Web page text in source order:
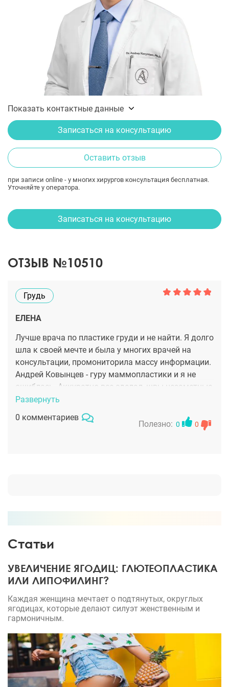
Показать контактные данные
Записаться на консультацию
Оставить отзыв
при записи online - у многих хирургов консультация бесплатная.
Уточняйте у оператора.
Записаться на консультацию
ОТЗЫВ №10510
Грудь
ЕЛЕНА
Лучше врача по пластике груди и не найти. Я долго
шла к своей мечте и была у многих врачей на
консультации, промониторила массу информации.
Андрей Ковынцев - гуру маммопластики и я не
ошиблась. Аккуратно все сделал, швы незаметные,
форма, размер - все, как я и хотела.
Развернуть
0 комментариев
Полезно: 0 0
Статьи
УВЕЛИЧЕНИЕ ЯГОДИЦ: ГЛЮТЕОПЛАСТИКА
ИЛИ ЛИПОФИЛИНГ?
Каждая женщина мечтает о подтянутых, округлых
ягодицах, которые делают силуэт женственным и
гармоничным.